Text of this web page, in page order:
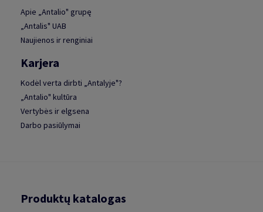
Apie „Antalio" grupę
„Antalis" UAB
Naujienos ir renginiai
Karjera
Kodėl verta dirbti „Antalyje"?
„Antalio" kultūra
Vertybės ir elgsena
Darbo pasiūlymai
Produktų katalogas